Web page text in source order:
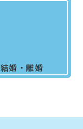
結婚・離婚